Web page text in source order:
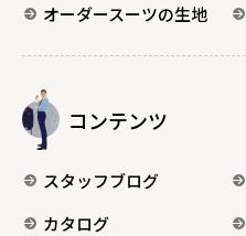
オーダースーツの生地
コンテンツ
スタッフブログ
カタログ